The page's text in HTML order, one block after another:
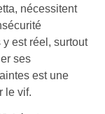
nécessitent
est réel, surtout
ses
est une
le vif.